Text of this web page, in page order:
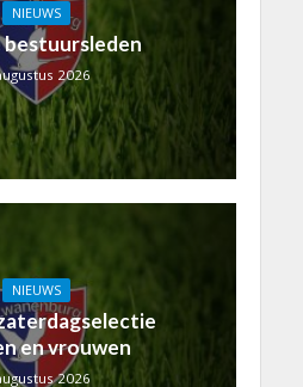
NIEUWS
bestuursleden
2026
NIEUWS
en vrouwen
2026